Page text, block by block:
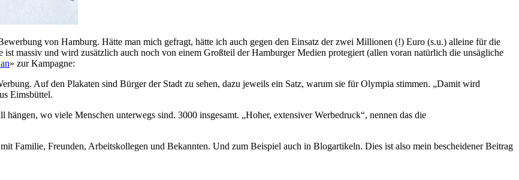
von Hamburg. Hätte man mich gefragt, hätte ich auch gegen den Einsatz der zwei Millionen (!) Euro (s.u.) alleine für die
massiv und wird zusätzlich auch noch von einem Großteil der Hamburger Medien protegiert (allen voran natürlich die unsägliche
» zur Kampagne:
Auf den Plakaten sind Bürger der Stadt zu sehen, dazu jeweils ein Satz, warum sie für Olympia stimmen. „Damit wird
Eimsbüttel.
wo viele Menschen unterwegs sind. 3000 insgesamt. „Hoher, extensiver Werbedruck“, nennen das die
Familie, Freunden, Arbeitskollegen und Bekannten. Und zum Beispiel auch in Blogartikeln. Dies ist also mein bescheidener Beitrag